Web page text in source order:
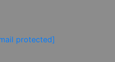
protected]